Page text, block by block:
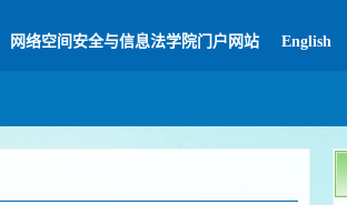
网络空间安全与信息法学院门户网站 English